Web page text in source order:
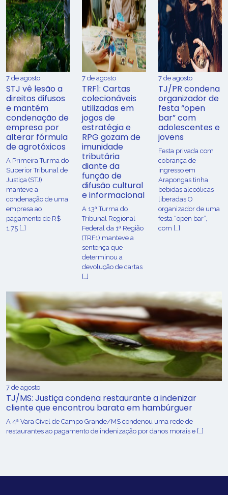
7 de agosto
STJ vê lesão a
direitos difusos
e mantém
condenação de
empresa por
alterar fórmula
de agrotóxicos
​A Primeira Turma do
Superior Tribunal de
Justiça (STJ)
manteve a
condenação de uma
empresa ao
pagamento de R$
1,75 […]
7 de agosto
TRF1: Cartas
colecionáveis
utilizadas em
jogos de
estratégia e
RPG gozam de
imunidade
tributária
diante da
função de
difusão cultural
e informacional
A 13ª Turma do
Tribunal Regional
Federal da 1ª Região
(TRF1) manteve a
sentença que
determinou a
devolução de cartas
[…]
7 de agosto
TJ/PR condena
organizador de
festa “open
bar” com
adolescentes e
jovens
Festa privada com
cobrança de
ingresso em
Arapongas tinha
bebidas alcoólicas
liberadas O
organizador de uma
festa “open bar”,
com […]
7 de agosto
TJ/MS: Justiça condena restaurante a indenizar
cliente que encontrou barata em hambúrguer
A 4ª Vara Cível de Campo Grande/MS condenou uma rede de
restaurantes ao pagamento de indenização por danos morais e […]